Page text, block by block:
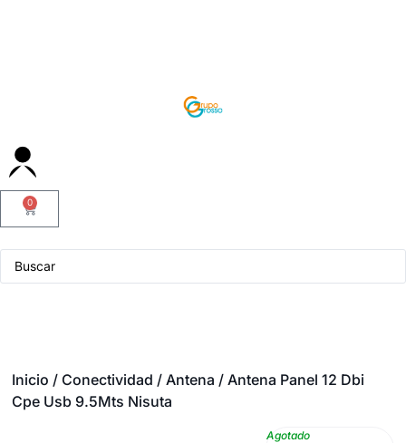
0
Inicio / Conectividad /Antena / Antena Panel 12 Dbi
Cpe Usb 9.5Mts Nisuta
Agotado